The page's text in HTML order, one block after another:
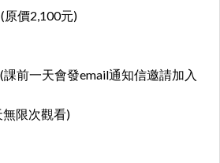
原價2,100元)
前一天會發email通知信邀請加入
限次觀看)